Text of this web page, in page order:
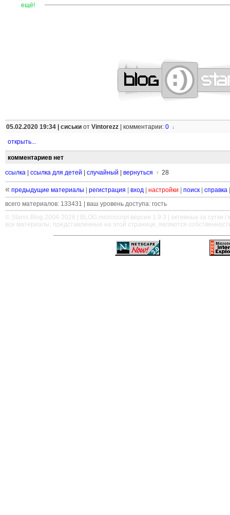
ещё! ——————————————————————
05.02.2020 19:34 | сиськи от Vintorezz комментарии: 0 ↓
открыть...
комментариев нет
ссылка ссылка для детей случайный вернуться ↑ 28
« предыдущие материалы регистрация вход настройки поиск справка
всего материалов: 133431 | ваш уровень доступа: гость
© Stanis.Blog 2004-2026 |
BLOG.microscript версия 1.9.3 | активных за сутки /
все материалы, представленные на этой странице, являются
—————————————————————